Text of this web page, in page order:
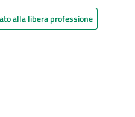
alla libera professione